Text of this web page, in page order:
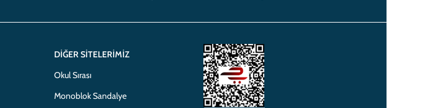
DIĞER SITELERIMIZ
Okul Sırası
Monoblok Sandalye